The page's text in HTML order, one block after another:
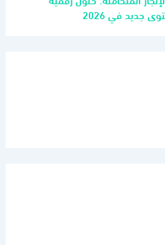
جديد في 2026